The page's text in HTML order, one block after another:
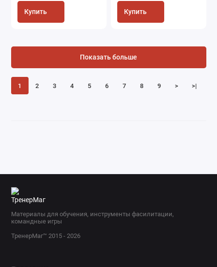
Купить Купить
1 2 3 4 5 6 7 8 9 > >|
Показать больше
Материалы для обучения, инструменты фасилитации,
командные игры
ТренерМаг™ 2015 - 2026